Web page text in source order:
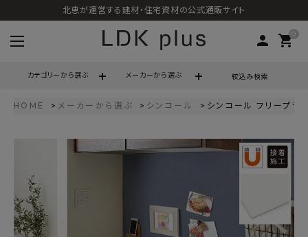
北恵が運営する建材・住宅資材の公式通販サイト
person 0
shopping_cart
カテゴリーから選ぶ メーカーから選ぶ 絞込み検索
06-6121-9302
schedule営業時間 - 10:00～17:00（定休日 - 土日祝）
ACCOUNT MENU
HOME メーカーから選ぶ シンコール シンコール フリープ